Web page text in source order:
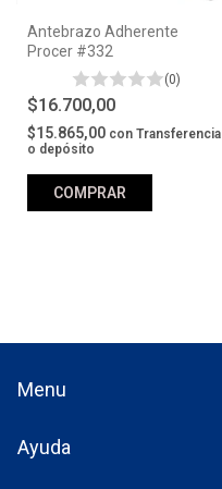
Antebrazo Adherente
Procer #332
(0)
$16.700,00
$15.865,00 con Transferencia
o depósito
COMPRAR
Menu
Ayuda